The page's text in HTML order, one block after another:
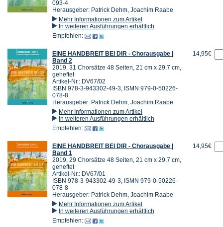
093-4
Herausgeber: Patrick Dehm, Joachim Raabe
Mehr Informationen zum Artikel
In weiteren Ausführungen erhältlich
Empfehlen:
EINE HANDBREIT BEI DIR - Chorausgabe |
Band 2
2019, 31 Chorsätze 48 Seiten, 21 cm x 29,7 cm,
geheftet
Artikel-Nr.: DV67/02
ISBN 978-3-943302-49-3, ISMN 979-0-50226-
078-8
Herausgeber: Patrick Dehm, Joachim Raabe
Mehr Informationen zum Artikel
In weiteren Ausführungen erhältlich
Empfehlen:
14,95€
EINE HANDBREIT BEI DIR - Chorausgabe |
Band 1
2019, 29 Chorsätze 48 Seiten, 21 cm x 29,7 cm,
geheftet
Artikel-Nr.: DV67/01
ISBN 978-3-943302-49-3, ISMN 979-0-50226-
078-8
Herausgeber: Patrick Dehm, Joachim Raabe
Mehr Informationen zum Artikel
In weiteren Ausführungen erhältlich
Empfehlen:
14,95€